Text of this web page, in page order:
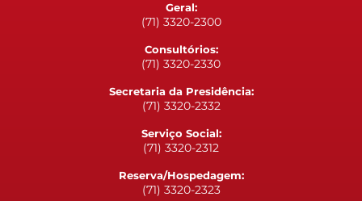
Geral:
(71) 3320-2300
Consultórios:
(71) 3320-2330
Secretaria da Presidência:
(71) 3320-2332
Serviço Social:
(71) 3320-2312
Reserva/Hospedagem:
(71) 3320-2323